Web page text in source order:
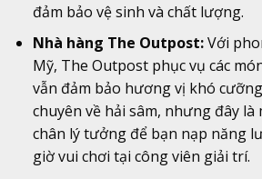
đảm bảo vệ sinh và chất lượng.
Nhà hàng The Outpost:Với
Mỹ, The Outpost phục vụ các
vẫn đảm bảo hương vị khó
chuyên về hải sâm, nhưng đây
chân lý tưởng để bạn nạp năng
giờ vui chơi tại công viên giải trí.